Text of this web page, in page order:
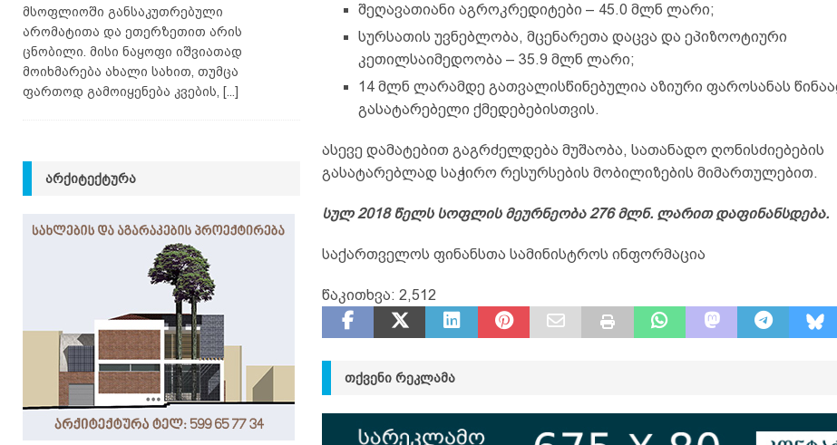
შეღავათიანი აგროკრედიტები – 45.0 მლნ ლარი;
სურსათის უვნებლობა, მცენარეთა დაცვა და ეპიზოოტიური
კეთილსაიმედოობა – 35.9 მლნ ლარი;
14 მლნ ლარამდე გათვალისწინებულია აზიური ფაროსანას
გასატარებელი ქმედებებისთვის.
ასევე დამატებით გაგრძელდება მუშაობა, სათანადო ღონისძიებების
გასატარებლად საჭირო რესურსების მობილიზების მიმართულებით.
სულ 2018 წელს სოფლის მეურნეობა 276 მლნ. ლარით დაფინანსდება.
საქართველოს ფინანსთა სამინისტროს ინფორმაცია
წაკითხვა: 2,512
ᲗᲥᲕᲔᲜᲘ ᲠᲔᲙᲚᲐᲛᲐ
მსოფლიოში განსაკუთრებული
არომატითა და ეთერზეთით არის
ცნობილი. მისი ნაყოფი იშვიათად
მოიხმარება ახალი სახით, თუმცა
ფართოდ გამოიყენება კვების,
[...]
ᲐᲠᲥᲘᲢᲔᲥᲢᲣᲠᲐ